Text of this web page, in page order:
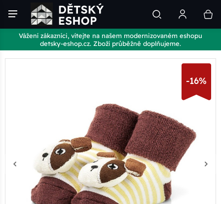
Vážení zákazníci, vítejte na našem modernizovaném eshopu
detsky-eshop.cz. Zboží průběžně doplňujeme.
-16%